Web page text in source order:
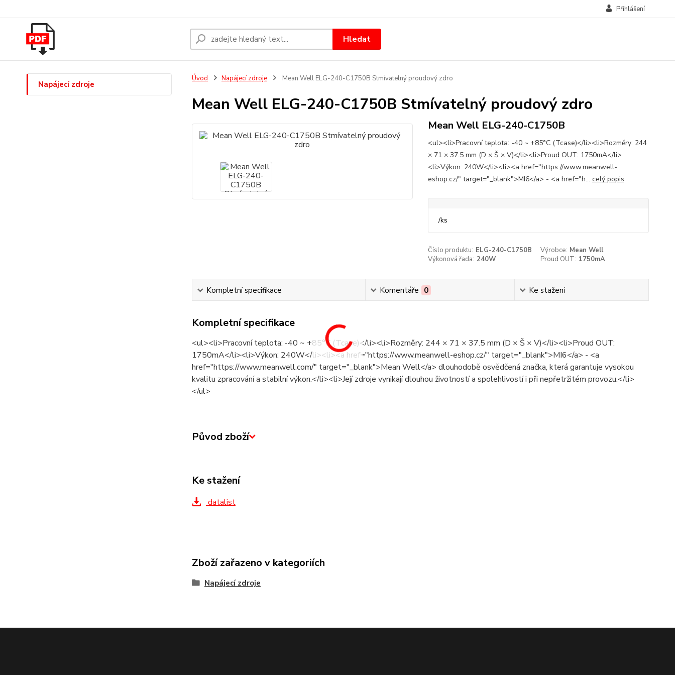
Přihlášení
Hledat
Napájecí zdroje
Úvod Napájecí zdroje Mean Well ELG-240-C1750B Stmívatelný proudový zdro
Mean Well ELG-240-C1750B Stmívatelný proudový zdro
Mean Well ELG-240-C1750B
<ul><li>Pracovní teplota: -40 ~ +85°C (Tcase)</li><li>Rozměry: 244
× 71 × 37.5 mm (D × Š × V)</li><li>Proud OUT: 1750mA</li>
<li>Výkon: 240W</li><li><a href="https://www.meanwell-
eshop.cz/" target="_blank">MI6</a> - <a href="h... celý popis
/ks
Číslo produktu: ELG-240-C1750B Výrobce: Mean Well
Výkonová řada: 240W Proud OUT: 1750mA
Kompletní specifikace Komentáře 0 Ke stažení
Kompletní specifikace
<ul><li>Pracovní teplota: -40 ~ +85°C (Tcase)</li><li>Rozměry: 244 × 71 × 37.5 mm (D × Š × V)</li><li>Proud OUT:
1750mA</li><li>Výkon: 240W</li><li><a href="https://www.meanwell-eshop.cz/" target="_blank">MI6</a> - <a
href="https://www.meanwell.com/" target="_blank">Mean Well</a> dlouhodobě osvědčená značka, která garantuje vysokou
kvalitu zpracování a stabilní výkon.</li><li>Její zdroje vynikají dlouhou životností a spolehlivostí i při nepřetržitém provozu.</li>
</ul>
Původ zboží
Ke stažení
datalist
Zboží zařazeno v kategoriích
Napájecí zdroje